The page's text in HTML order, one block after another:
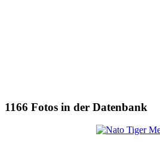
1166 Fotos in der Datenbank